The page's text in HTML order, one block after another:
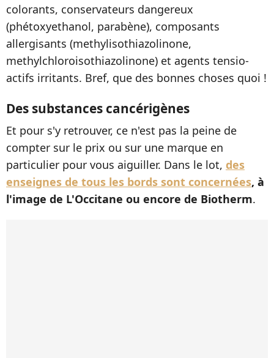
colorants, conservateurs dangereux
(phétoxyethanol, parabène), composants
allergisants (methylisothiazolinone,
methylchloroisothiazolinone) et agents tensio-
actifs irritants. Bref, que des bonnes choses quoi !
Des substances cancérigènes
Et pour s'y retrouver, ce n'est pas la peine de
compter sur le prix ou sur une marque en
particulier pour vous aiguiller. Dans le lot, des
enseignes de tous les bords sont concernées, à
l'image de L'Occitane ou encore de Biotherm.